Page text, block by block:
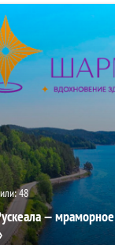
48
— мраморное